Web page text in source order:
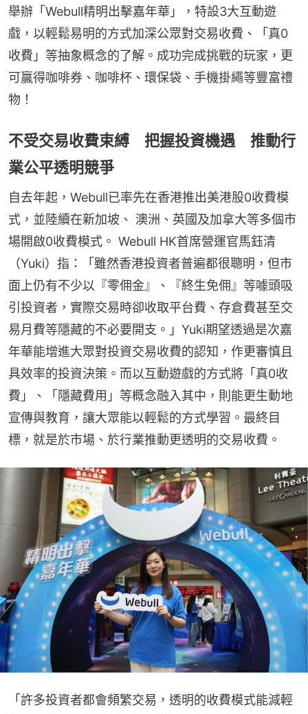
舉辦「Webull精明出擊嘉年華」，特設3大互動遊
戲，以輕鬆易明的方式加深公眾對交易收費、「真0
收費」等抽象概念的了解。成功完成挑戰的玩家，更
可贏得咖啡券、咖啡杯、環保袋、手機掛繩等豐富禮
物！
不受交易收費束縛 把握投資機遇 推動行
業公平透明競爭
自去年起，Webull已率先在香港推出美港股0收費模
式，並陸續在新加坡、 澳洲、英國及加拿大等多個市
場開啟0收費模式。 Webull HK首席營運官馬鈺清
（Yuki）指：「雖然香港投資者普遍都很聰明，但市
面上仍有不少以『零佣金』、『終生免佣』等噱頭吸
引投資者，實際交易時卻收取平台費、存倉費甚至交
易月費等隱藏的不必要開支。」Yuki期望透過是次嘉
年華能增進大眾對投資交易收費的認知，作更審慎且
具效率的投資決策。而以互動遊戲的方式將「真0收
費」、「隱藏費用」等概念融入其中，則能更生動地
宣傳與教育，讓大眾能以輕鬆的方式學習。最終目
標，就是於市場、於行業推動更透明的交易收費。
「許多投資者都會頻繁交易，透明的收費模式能減輕